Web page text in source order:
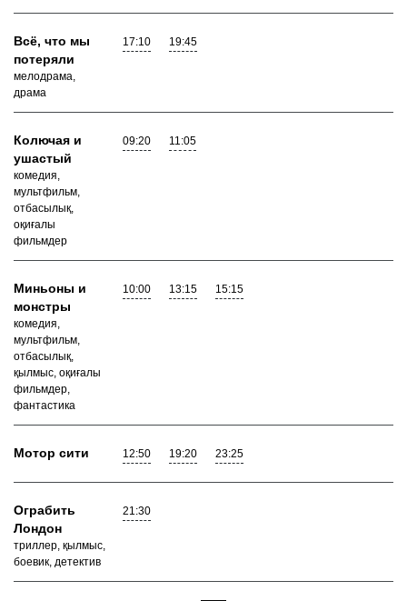
Всё, что мы
потеряли
мелодрама,
драма
17:10 19:45
Колючая и
ушастый
комедия,
мультфильм,
отбасылық,
оқиғалы
фильмдер
09:20 11:05
Миньоны и
монстры
комедия,
мультфильм,
отбасылық,
қылмыс, оқиғалы
фильмдер,
фантастика
10:00 13:15 15:15
Мотор сити 12:50 19:20 23:25
Ограбить
Лондон
триллер, қылмыс,
боевик, детектив
21:30